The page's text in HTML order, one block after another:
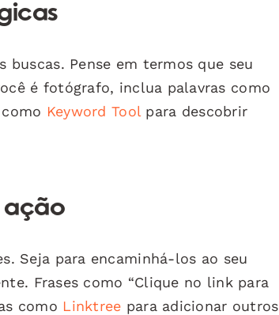
buscas. Pense em termos que seu
é fotógrafo, inclua palavras como
Keyword Tool para descobrir
ação
Seja para encaminhá-los ao seu
Frases como “Clique no link para
como Linktree para adicionar outros